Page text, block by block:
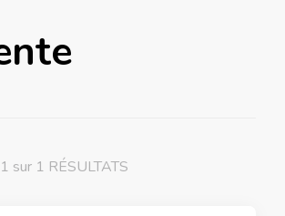
sur 1 RÉSULTATS